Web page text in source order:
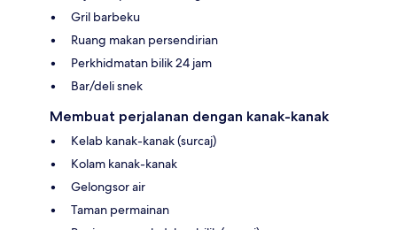
Gril barbeku
Ruang makan persendirian
Perkhidmatan bilik 24 jam
Bar/deli snek
Membuat perjalanan dengan kanak-kanak
Kelab kanak-kanak (surcaj)
Kolam kanak-kanak
Gelongsor air
Taman permainan